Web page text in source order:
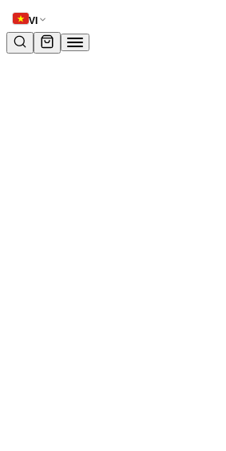
VI
đèn thả trần